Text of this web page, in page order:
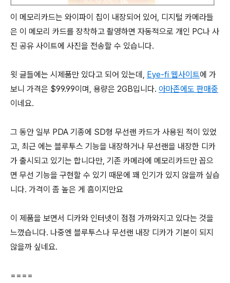
이 메모리카드는 와이파이 칩이 내장되어 있어, 디지털 카메라들
은 이 메모리 카드를 장착하고 촬영하면 자동적으로 개인 PC나 사
진 공유 사이트에 사진을 전송할 수 있습니다.
윗 글들에는 시제품만 있다고 되어 있는데, Eye-fi 웹사이트에 가
보니 가격은 $99.99이며, 용량은 2GB입니다. 아마존에도 판매중
이네요.
그 동안 일부 PDA 기종에 SD형 무선랜 카드가 사용된 적이 있었
고, 최근 에는 블루투스 기능을 내장하거나 무선랜을 내장한 디카
가 출시되고 있기는 합니다만, 기존 카메라에 메모리카드만 꼽으
면 무선 기능을 구현할 수 있기 때문에 꽤 인기가 있지 않을까 싶습
니다. 가격이 좀 높은 게 흠이지만요
이 제품을 보면서 디카와 인터넷이 점점 가까와지고 있다는 것을
느꼈습니다. 나중엔 블루투스나 무선랜 내장 디카가 기본이 되지
않을까 싶네요.
====